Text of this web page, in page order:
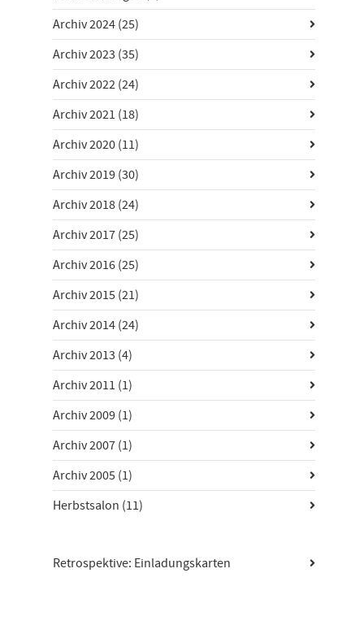
Archiv 2024 (25)
Archiv 2023 (35)
Archiv 2022 (24)
Archiv 2021 (18)
Archiv 2020 (11)
Archiv 2019 (30)
Archiv 2018 (24)
Archiv 2017 (25)
Archiv 2016 (25)
Archiv 2015 (21)
Archiv 2014 (24)
Archiv 2013 (4)
Archiv 2011 (1)
Archiv 2009 (1)
Archiv 2007 (1)
Archiv 2005 (1)
Herbstsalon (11)
Retrospektive: Einladungskarten